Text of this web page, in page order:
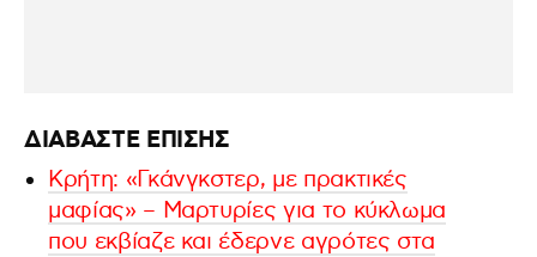
ΔΙΑΒΑΣΤΕ ΕΠΙΣΗΣ
Κρήτη: «Γκάνγκστερ, με πρακτικές
μαφίας» – Μαρτυρίες για το κύκλωμα
που εκβίαζε και έδερνε αγρότες στα